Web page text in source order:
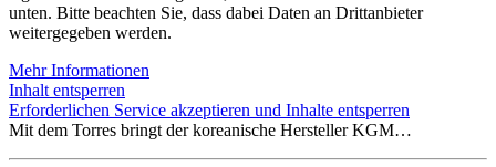
unten. Bitte beachten Sie, dass dabei Daten an Drittanbieter
weitergegeben werden.
Mehr Informationen
Inhalt entsperren
Erforderlichen Service akzeptieren und Inhalte entsperren
Mit dem Torres bringt der koreanische Hersteller KGM…